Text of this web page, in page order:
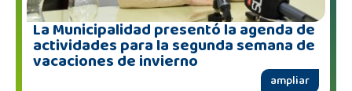
La Municipalidad presentó la agenda de
actividades para la segunda semana de
vacaciones de invierno
ampliar